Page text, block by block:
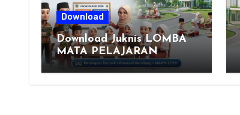
Download
Download Juknis LOMBA
MATA PELAJARAN
PENDIDIKAN AGAMA
ISLAM DAN SENI ISLAMI